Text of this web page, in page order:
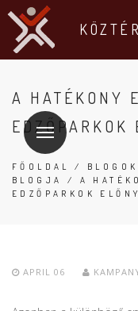
A HATÉKONY
EDZŐPARKOK
FŐOLDAL / BLOGOK
BLOGJA
/ A
EDZŐPARKOK
APRIL 06